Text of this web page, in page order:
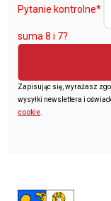
Pytanie kontrolne*
suma 8 i 7?
Zapisując się, wyrażasz
wysyłki newslettera i
cookie.